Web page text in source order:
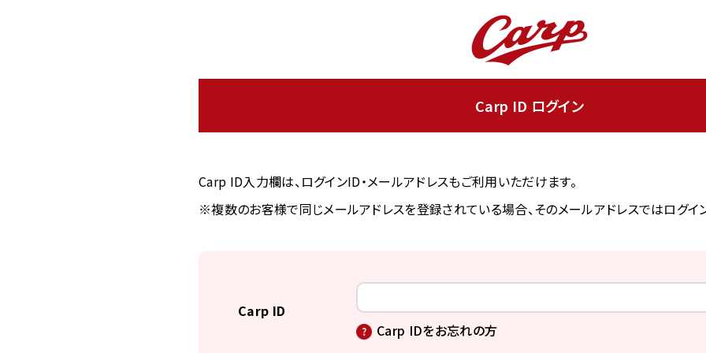
Carp ID ログイン
Carp ID入力欄は、ログインID・メールアドレスもご利用いただけます。
※複数のお客様で同じメールアドレスを登録されている場合、そのメールアドレスではログイ
Carp ID
Carp IDをお忘れの方